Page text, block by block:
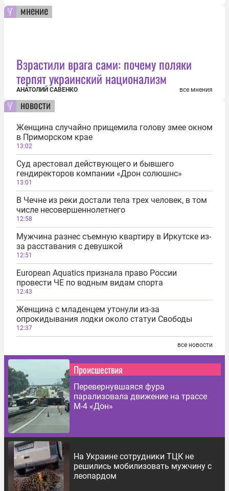
мнение
Взрастили врага сами: почему поляки
терпят украинский национализм
АНАТОЛИЙ САВЕНКО все мнения
новости
Женщина случайно прищемила голову змее окном
в Приморском крае
13:02
Суд арестовал действующего и бывшего
гендиректоров компании «Дрон солюшнс»
13:01
В Чечне из реки достали тела трех человек, в том
числе несовершеннолетнего
12:58
Мужчина разнес съемную квартиру в Иркутске из-
за расставания с девушкой
12:51
European Aquatics признала право России
провести ЧЕ по водным видам спорта
12:43
Женщина с младенцем утонули из-за
опрокидывания лодки около статуи Свободы
12:37
все новости
Происшествия
Перевернувшаяся фура
парализовала движение на трассе
М-4 «Дон»
На Украине сотрудники ТЦК не
решились мобилизовать мужчину с
леопардом